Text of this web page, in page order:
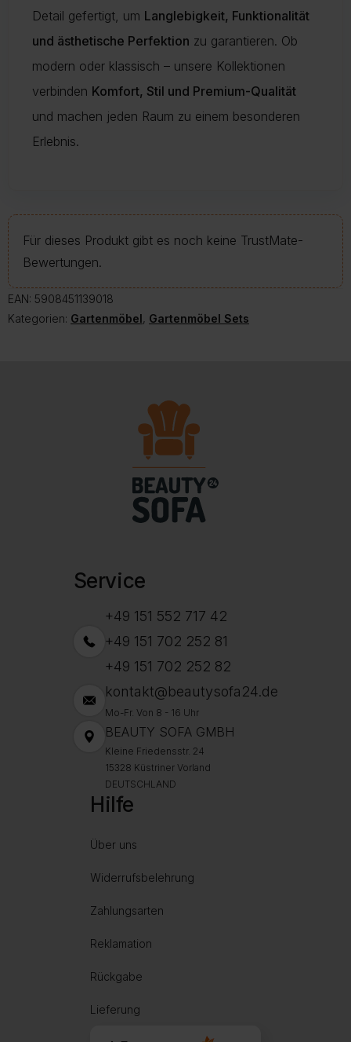
Detail gefertigt, um Langlebigkeit, Funktionalität
und ästhetische Perfektion zu garantieren. Ob
modern oder klassisch – unsere Kollektionen
verbinden Komfort, Stil und Premium-Qualität
und machen jeden Raum zu einem besonderen
Erlebnis.
Für dieses Produkt gibt es noch keine TrustMate-
Bewertungen.
EAN: 5908451139018
Kategorien: Gartenmöbel, Gartenmöbel Sets
Service
+49 151 552 717 42
+49 151 702 252 81
+49 151 702 252 82
kontakt@beautysofa24.de
Mo-Fr. Von 8 - 16 Uhr
BEAUTY SOFA GMBH
Kleine Friedensstr. 24
15328 Küstriner Vorland
DEUTSCHLAND
Hilfe
Über uns
Widerrufsbelehrung
Zahlungsarten
Reklamation
Rückgabe
Lieferung